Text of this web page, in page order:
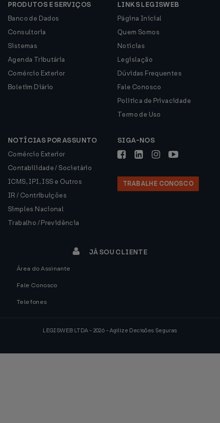
PRODUTOS E SERVIÇOS
Banco de Dados
Consultoria
Sistemas
Agenda Tributária
Comércio Exterior
Boletim Diário
LINKS LEGISWEB
Página Inicial
Quem Somos
Notícias
Legislação
Dúvidas Frequentes
Fale Conosco
Política de Privacidade
Termo de Uso
NOTÍCIAS POR ASSUNTO
Comércio Exterior
Contabilidade / Societário
ICMS, IPI, ISS e Outros
IR / Contribuições
Simples Nacional
Trabalho / Previdência
SIGA-NOS
TRABALHE CONOSCO
JÁ SOU CLIENTE
Área do Assinante
Fale Conosco
Telefones
LEGISWEB LTDA - 2026 - Agilize Decisões Seguras